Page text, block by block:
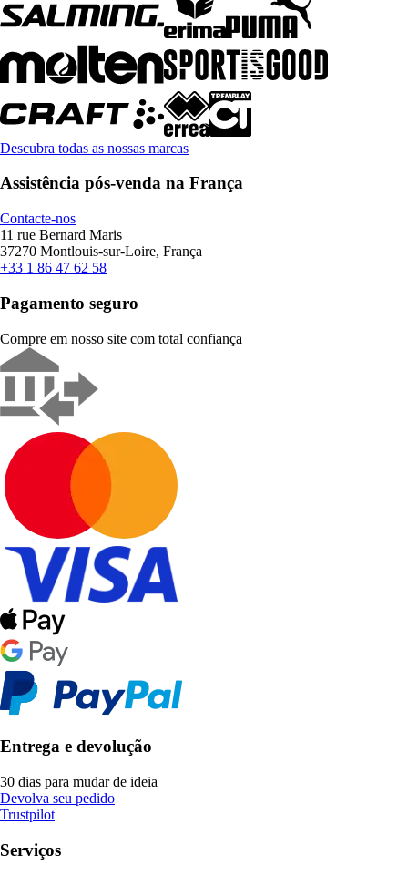
Descubra todas as nossas marcas
Assistência pós-venda na França
Contacte-nos
11 rue Bernard Maris
37270 Montlouis-sur-Loire, França
+33 1 86 47 62 58
Pagamento seguro
Compre em nosso site com total confiança
Entrega e devolução
30 dias para mudar de ideia
Devolva seu pedido
Trustpilot
Serviços